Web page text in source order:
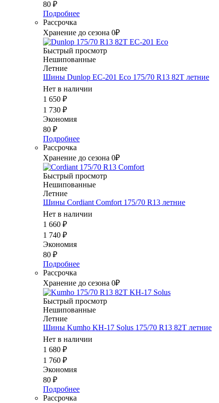
80 ₽
Подробнее
Рассрочка
Хранение до сезона 0₽
Быстрый просмотр
Нешипованные
Летние
Шины Dunlop EC-201 Eco 175/70 R13 82T летние
Нет в наличии
1 650 ₽
1 730 ₽
Экономия
80 ₽
Подробнее
Рассрочка
Хранение до сезона 0₽
Быстрый просмотр
Нешипованные
Летние
Шины Cordiant Comfort 175/70 R13 летние
Нет в наличии
1 660 ₽
1 740 ₽
Экономия
80 ₽
Подробнее
Рассрочка
Хранение до сезона 0₽
Быстрый просмотр
Нешипованные
Летние
Шины Kumho KH-17 Solus 175/70 R13 82T летние
Нет в наличии
1 680 ₽
1 760 ₽
Экономия
80 ₽
Подробнее
Рассрочка